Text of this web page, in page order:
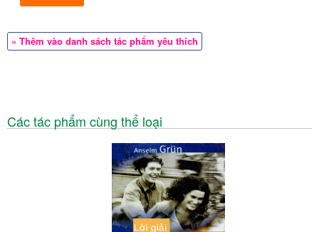
» Thêm vào danh sách tác phẩm yêu thích
Các tác phẩm cùng thể loại